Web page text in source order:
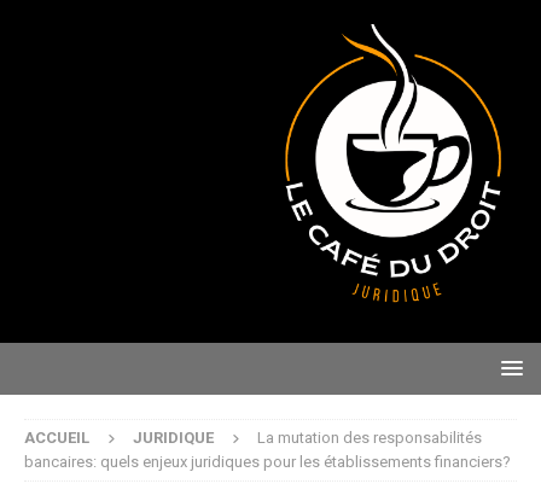
ACCUEIL JURIDIQUE
La mutation des responsabilités
bancaires: quels enjeux juridiques pour les établissements financiers?